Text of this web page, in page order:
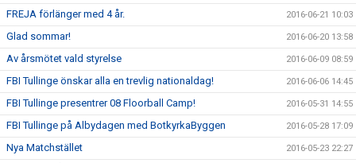
FREJA förlänger med 4 år. 2016-06-21 10:03
Glad sommar! 2016-06-20 13:58
Av årsmötet vald styrelse 2016-06-09 08:59
FBI Tullinge önskar alla en trevlig nationaldag! 2016-06-06 14:45
FBI Tullinge presentrer 08 Floorball Camp! 2016-05-31 14:55
FBI Tullinge på Albydagen med BotkyrkaByggen 2016-05-28 17:09
Nya Matchstället 2016-05-23 22:27